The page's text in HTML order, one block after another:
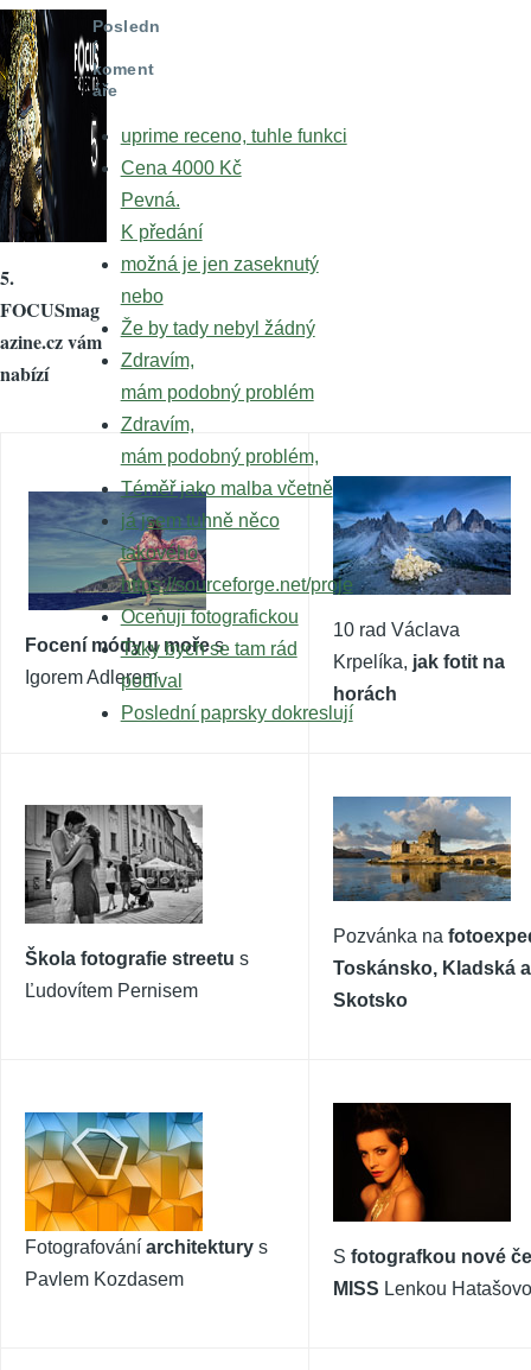
5.
FOCUSmag
azine.cz vám
nabízí
Focení módy u mořes
Igorem Adlerem
10 rad Václava
Krpelíka, jak fotit na
horách
Škola fotografie streetu s
Ľudovítem Pernisem
Pozvánka na
Toskánsko, Kladská a
Skotsko
Fotografování architektury s
Pavlem Kozdasem
S fotografkou nové
MISS Lenkou
Posledn
í
koment
áře
uprime receno, tuhle funkci
Cena 4000 Kč
Pevná.
K předání
možná je jen zaseknutý
nebo
Že by tady nebyl žádný
Zdravím,
mám podobný problém
Zdravím,
mám podobný problém,
Téměř jako malba včetně
já jsem tuhně něco
takového
https://sourceforge.net/proje
Oceňuji fotografickou
Taky bych se tam rád
podíval
Poslední paprsky dokreslují